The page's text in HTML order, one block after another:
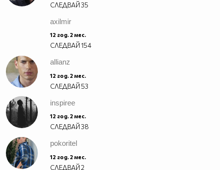
СЛЕДВАЙ35
axilmir
12 год. 2 мес.
СЛЕДВАЙ154
allianz
12 год. 2 мес.
СЛЕДВАЙ53
inspiree
12 год. 2 мес.
СЛЕДВАЙ38
pokoritel
12 год. 2 мес.
СЛЕДВАЙ2